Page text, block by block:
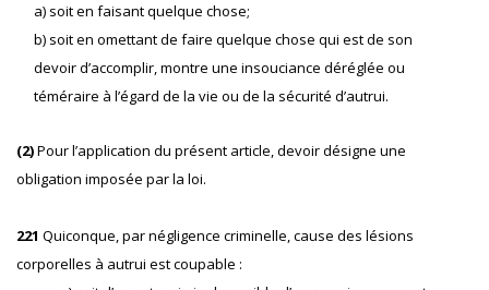
a) soit en faisant quelque chose;
b) soit en omettant de faire quelque chose qui est de son
devoir d’accomplir, montre une insouciance déréglée ou
téméraire à l’égard de la vie ou de la sécurité d’autrui.
(2)Pour l’application du présent article, devoir désigne une
obligation imposée par la loi.
221 Quiconque, par négligence criminelle, cause des lésions
corporelles à autrui est coupable :